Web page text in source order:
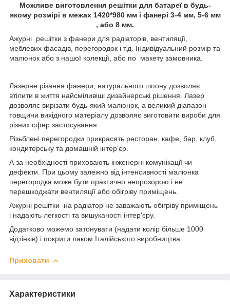
Можливе виготовлення решітки для батареї в будь-
якому розмірі в межах 1420*980 мм і фанері 3-4 мм, 5-6 мм
, або 8 мм.
Ажурні решітки з фанери для радіаторів, вентиляції,
меблевих фасадів, перегородок і т.д. Індивідуальний розмір та
малюнок або з нашої колекції, або по макету замовника.
Лазерне різання фанери, натурального шпону дозволяє
втілити в життя найсміливіші дизайнерські рішення. Лазер
дозволяє вирізати будь-який малюнок, а великий діапазон
товщини вихідного матеріалу дозволяє виготовити вироби для
різних сфер застосування.
Різьблені перегородки прикрасять ресторан, кафе, бар, клуб,
кондитерську та домашній інтер'єр.
А за необхідності приховають інженерні комунікації чи
дефекти. При цьому залежно від інтенсивності малюнка
перегородка може бути практично непрозорою і не
перешкоджати вентиляції або обігріву приміщень.
Ажурні решітки на радіатор не заважають обігріву приміщень
і надають легкості та вишуканості інтер'єру.
Додатково можемо затонувати (надати колір більше 1000
відтінків) і покрити лаком Італійського виробництва.
Приховати
Характеристики